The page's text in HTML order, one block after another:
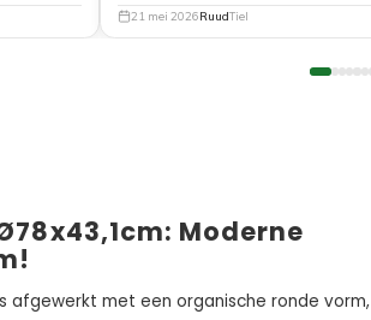
21 mei 2026RuudTiel
Moderne
afgewerkt met een organische ronde vorm,